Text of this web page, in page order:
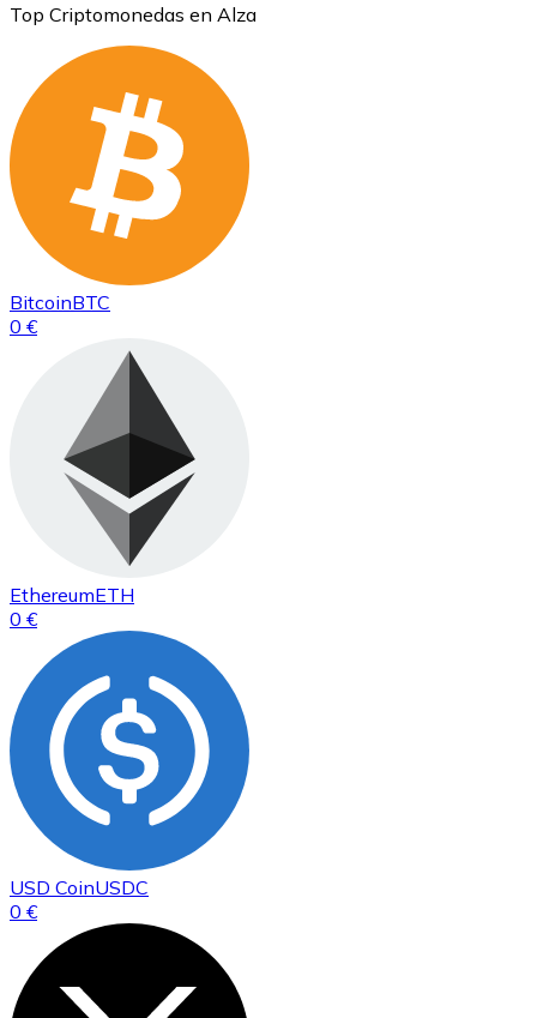
Top Criptomonedas en Alza
BitcoinBTC
0 €
EthereumETH
0 €
USD CoinUSDC
0 €